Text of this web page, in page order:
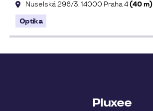
Nuselská 296/3, 14000 Praha 4(40 m)
Optika
Pluxee